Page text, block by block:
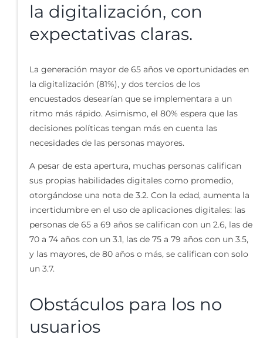
la digitalización, con
expectativas claras.
La generación mayor de 65 años ve oportunidades en
la digitalización (81%), y dos tercios de los
encuestados desearían que se implementara a un
ritmo más rápido. Asimismo, el 80% espera que las
decisiones políticas tengan más en cuenta las
necesidades de las personas mayores.
A pesar de esta apertura, muchas personas califican
sus propias habilidades digitales como promedio,
otorgándose una nota de 3.2. Con la edad, aumenta la
incertidumbre en el uso de aplicaciones digitales: las
personas de 65 a 69 años se califican con un 2.6, las de
70 a 74 años con un 3.1, las de 75 a 79 años con un 3.5,
y las mayores, de 80 años o más, se califican con solo
un 3.7.
Obstáculos para los no
usuarios